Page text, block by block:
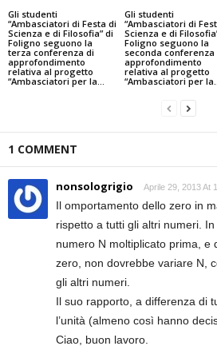
Gli studenti
“Ambasciatori di Festa di
Scienza e di Filosofia” di
Foligno seguono la
terza conferenza di
approfondimento
relativa al progetto
“Ambasciatori per la...
Gli studenti
“Ambasciatori di
Scienza e di
Foligno seguono la
seconda conferenza
approfondimento
relativa al progetto
“Ambasciatori per
1 COMMENT
nonsologrigio Aprile 29, 2013 At
Il omportamento dello zero in
rispetto a tutti gli altri numeri.
numero N moltiplicato prima, e
zero, non dovrebbe variare N,
gli altri numeri.
Il suo rapporto, a differenza di
l’unità (almeno così hanno
Ciao, buon lavoro.